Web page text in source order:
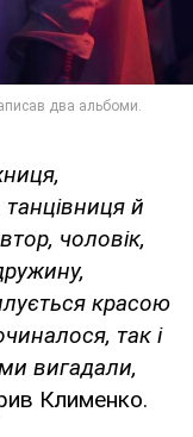
й
чоловік,
красою
так і
вигадали,
Клименко.